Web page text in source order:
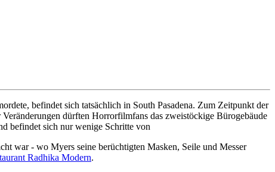
befindet sich tatsächlich in South Pasadena. Zum Zeitpunkt der
dürften Horrorfilmfans das zweistöckige Bürogebäude
befindet sich nur wenige Schritte von
war - wo Myers seine berüchtigten Masken, Seile und Messer
Radhika Modern.